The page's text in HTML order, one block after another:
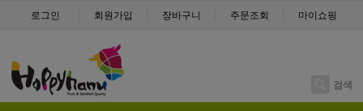
로그인 회원가입 장바구니 주문조회 마이쇼핑
검색